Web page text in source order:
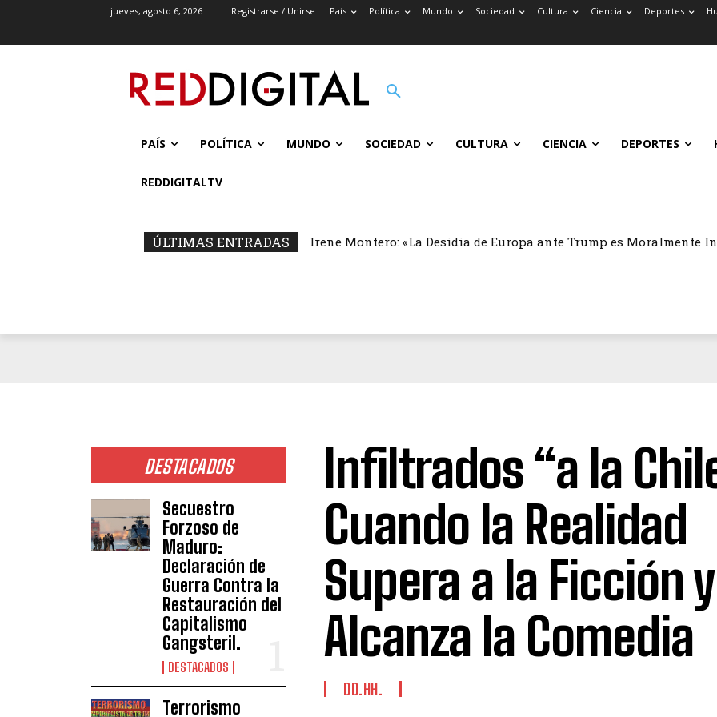
jueves, agosto 6, 2026 Registrarse / Unirse País Política Mundo Sociedad Cultura Ciencia Deportes
PAÍS POLÍTICA MUNDO SOCIEDAD CULTURA CIENCIA DEPORTES
REDDIGITALTV
ÚLTIMAS ENTRADAS Irene Montero: «La Desidia de Europa ante Trump es Moralmente
DESTACADOS
Secuestro
Forzoso de
Maduro:
Declaración de
Guerra Contra la
Restauración del
Capitalismo
Gangsteril.
DESTACADOS
Terrorismo
Infiltrados “a la
Cuando la Realidad
Supera a la Ficción y
Alcanza la Comedia
DD.HH.